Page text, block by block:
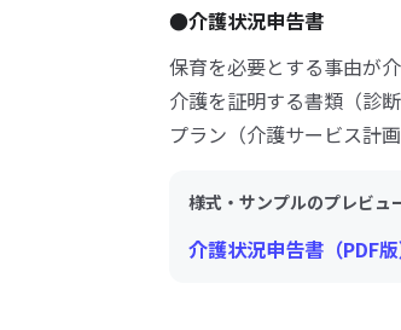
●介護状況申告書
保育を必要とする事由が
介護を証明する書類（診
プラン（介護サービス計
様式・サンプルのプレビュ
介護状況申告書（PDF